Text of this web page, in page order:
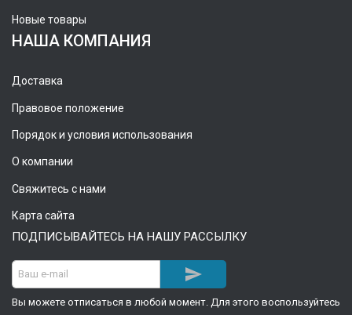
Новые товары
НАША КОМПАНИЯ
Доставка
Правовое положение
Порядок и условия использования
О компании
Свяжитесь с нами
Карта сайта
ПОДПИСЫВАЙТЕСЬ НА НАШУ РАССЫЛКУ

Вы можете отписаться в любой момент. Для этого воспользуйтесь